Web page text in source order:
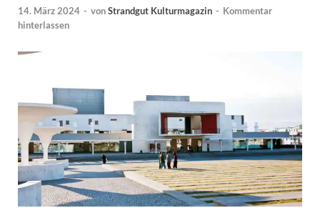
14. März 2024 - vonStrandgut Kulturmagazin - Kommentar
hinterlassen